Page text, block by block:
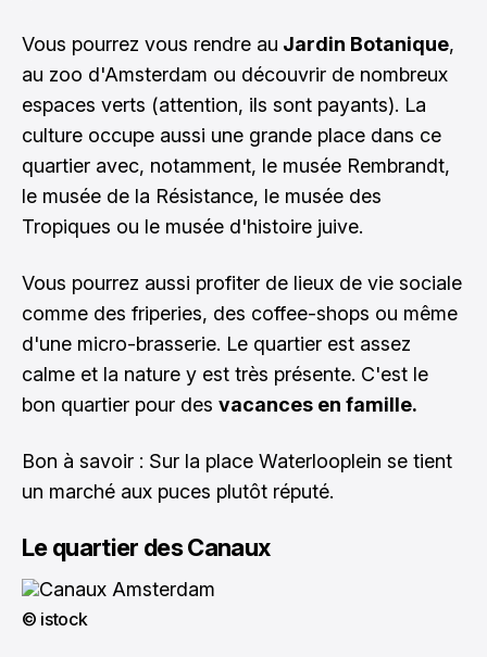
Vous pourrez vous rendre au Jardin Botanique,
au zoo d'Amsterdam ou découvrir de nombreux
espaces verts (attention, ils sont payants). La
culture occupe aussi une grande place dans ce
quartier avec, notamment, le musée Rembrandt,
le musée de la Résistance, le musée des
Tropiques ou le musée d'histoire juive.
Vous pourrez aussi profiter de lieux de vie sociale
comme des friperies, des coffee-shops ou même
d'une micro-brasserie. Le quartier est assez
calme et la nature y est très présente. C'est le
bon quartier pour des vacances en famille.
Bon à savoir : Sur la place Waterlooplein se tient
un marché aux puces plutôt réputé.
Le quartier des Canaux
© istock